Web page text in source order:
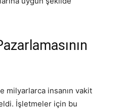
milyarlarca insanın vakit
İşletmeler için bu